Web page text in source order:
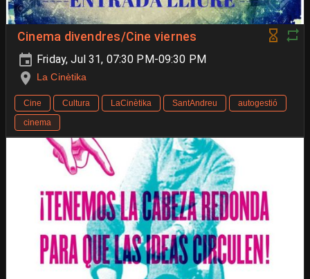
Cinema divendres/Cine viernes
Friday, Jul 31, 07:30 PM-09:30 PM
La Cinètika
Cine Cultura LaCinètika SantAndreu
autogestió
cinema